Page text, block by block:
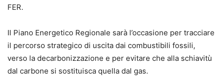
FER.
Il Piano Energetico Regionale sarà l’occasione per tracciare
il percorso strategico di uscita dai combustibili fossili,
verso la decarbonizzazione e per evitare che alla schiavitù
dal carbone si sostituisca quella dal gas.